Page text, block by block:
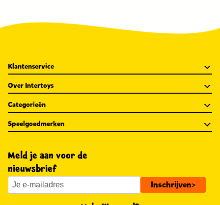
Klantenservice
Over Intertoys
Categorieën
Speelgoedmerken
Meld je aan voor de
nieuwsbrief
Inschrijven>